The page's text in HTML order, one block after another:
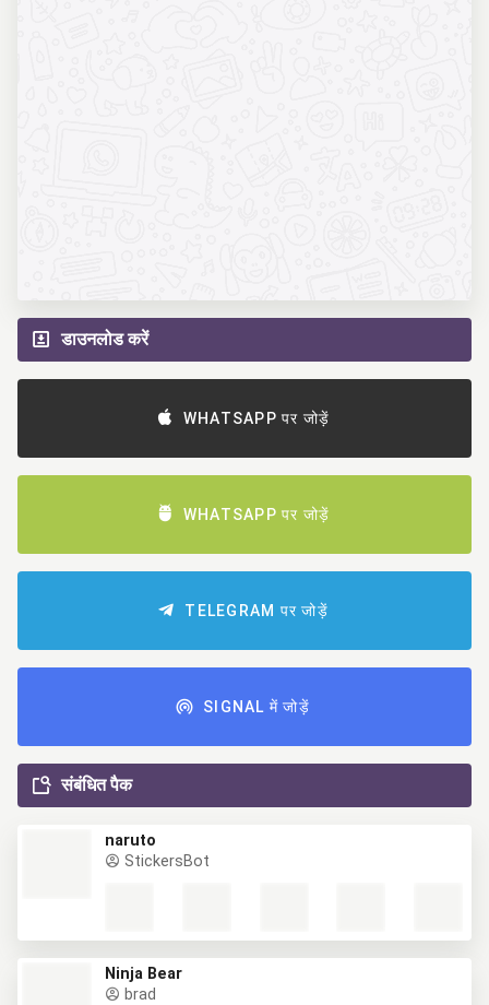
डाउनलोड करें
WHATSAPP पर जोड़ें
WHATSAPP पर जोड़ें
TELEGRAM पर जोड़ें
SIGNAL में जोड़ें
संबंधित पैक
naruto
StickersBot
Ninja Bear
brad